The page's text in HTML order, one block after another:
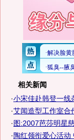
相关新闻
·小宋佳赴韩登一线
·艾闻造型工作室合
·图:2007芭莎明星
· 陶红领衔爱心活动